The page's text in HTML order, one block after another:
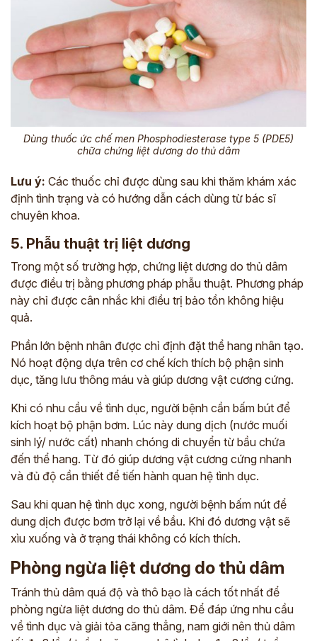
Dùng thuốc ức chế men Phosphodiesterase type 5 (PDE5)
chữa chứng liệt dương do thủ dâm
Lưu ý: Các thuốc chỉ được dùng sau khi thăm khám xác
định tình trạng và có hướng dẫn cách dùng từ bác sĩ
chuyên khoa.
5. Phẫu thuật trị liệt dương
Trong một số trường hợp, chứng liệt dương do thủ dâm
được điều trị bằng phương pháp phẫu thuật. Phương pháp
này chỉ được cân nhắc khi điều trị bảo tồn không hiệu
quả.
Phần lớn bệnh nhân được chỉ định đặt thể hang nhân tạo.
Nó hoạt động dựa trên cơ chế kích thích bộ phận sinh
dục, tăng lưu thông máu và giúp dương vật cương cứng.
Khi có nhu cầu về tình dục, người bệnh cần bấm bút để
kích hoạt bộ phận bơm. Lúc này dung dịch (nước muối
sinh lý/ nước cất) nhanh chóng di chuyển từ bầu chứa
đến thể hang. Từ đó giúp dương vật cương cứng nhanh
và đủ độ cần thiết để tiến hành quan hệ tình dục.
Sau khi quan hệ tình dục xong, người bệnh bấm nút để
dung dịch được bơm trở lại về bầu. Khi đó dương vật sẽ
xìu xuống và ở trạng thái không có kích thích.
Phòng ngừa liệt dương do thủ dâm
Tránh thủ dâm quá độ và thô bạo là cách tốt nhất để
phòng ngừa liệt dương do thủ dâm. Để đáp ứng nhu cầu
về tình dục và giải tỏa căng thẳng, nam giới nên thủ dâm